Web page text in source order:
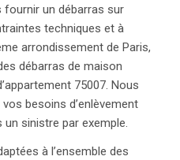
un débarras sur
techniques et à
arrondissement de Paris,
débarras de maison
75007. Nous
besoins d’enlèvement
sinistre par exemple.
à l’ensemble des